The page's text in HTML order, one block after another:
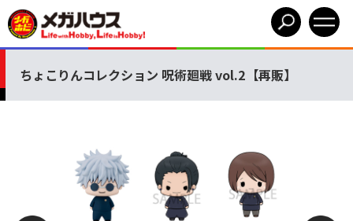
ちょこりんコレクション 呪術廻戦 vol.2【再販】